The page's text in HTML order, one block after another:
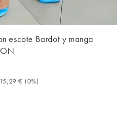
escote Bardot y manga
últimos 30 días 115,29 € (0%).
€ (0%)